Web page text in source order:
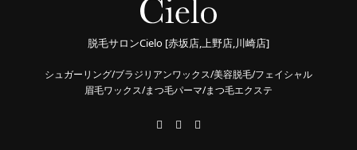
脱毛サロンCielo [赤坂店,上野店,川崎店]
シュガーリング/ブラジリアンワックス/美容脱毛/フェイシャル
眉毛ワックス/まつ毛パーマ/まつ毛エクステ